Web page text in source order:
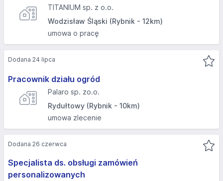
TITANIUM sp. z o.o.
Wodzisław Śląski (Rybnik - 12km)
umowa o pracę
Pracownik działu ogród
Palaro sp. zo.o.
Rydułtowy (Rybnik - 10km)
umowa zlecenie
Dodana 24 lipca
Specjalista ds. obsługi zamówień
personalizowanych
Dodana 26 czerwca